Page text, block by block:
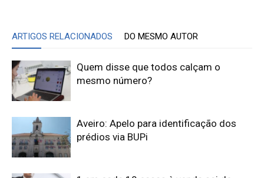
ARTIGOS RELACIONADOS DO MESMO AUTOR
Quem disse que todos calçam o
mesmo número?
Aveiro: Apelo para identificação dos
prédios via BUPi